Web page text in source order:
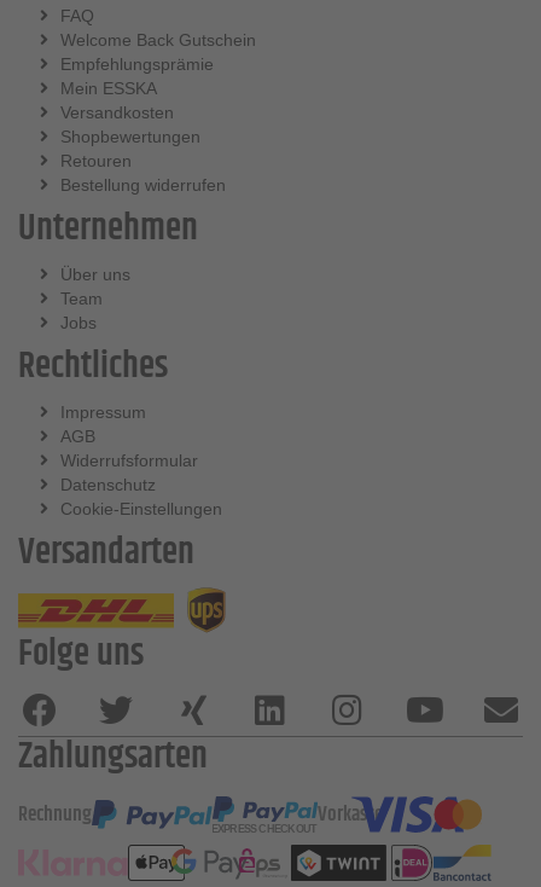
FAQ
Welcome Back Gutschein
Empfehlungsprämie
Mein ESSKA
Versandkosten
Shopbewertungen
Retouren
Bestellung widerrufen
Unternehmen
Über uns
Team
Jobs
Rechtliches
Impressum
AGB
Widerrufsformular
Datenschutz
Cookie-Einstellungen
Versandarten
Folge uns
Zahlungsarten
Rechnung Vorkasse